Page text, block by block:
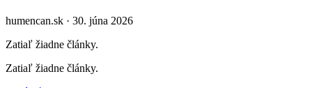
humencan.sk · 30. júna 2026
Zatiaľ žiadne články.
Zatiaľ žiadne články.